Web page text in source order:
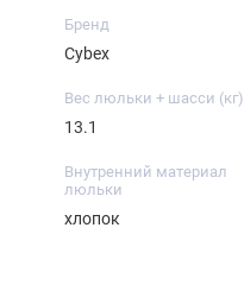
Бренд
Cybex
Вес люльки + шасси (кг)
13.1
Внутренний материал
люльки
хлопок